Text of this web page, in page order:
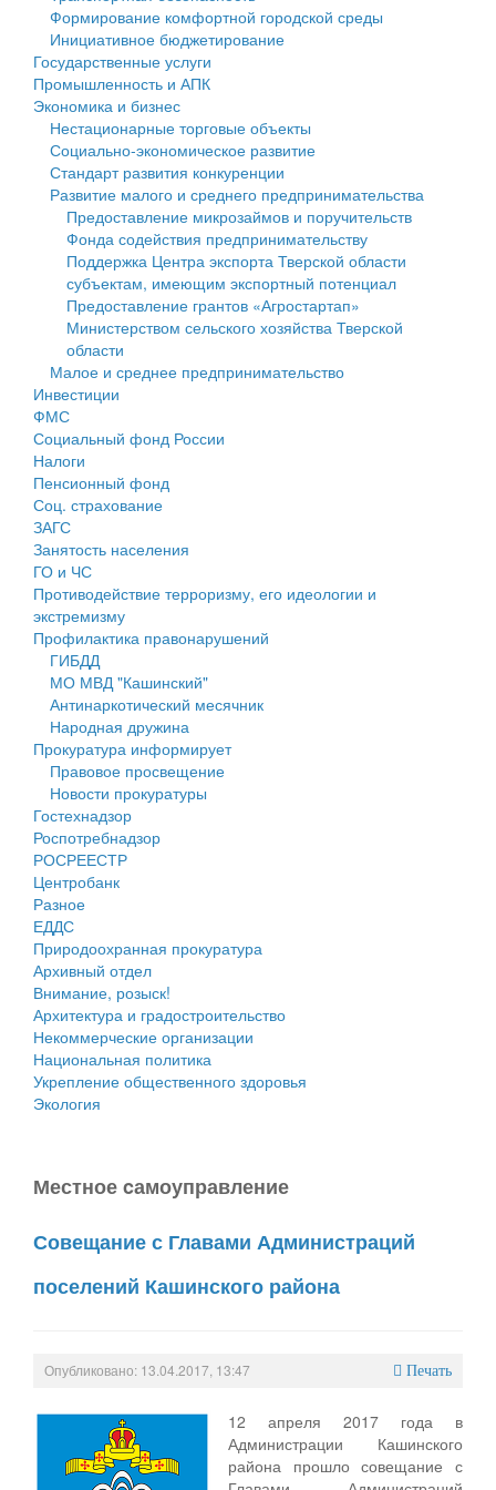
Государственные услуги
Промышленность и АПК
Экономика и бизнес
Символика
Устав
Гостям округа
Туризм
Культура
Образование
Здравоохранение
Социальная защита
Фотоальбом
муниципального округа Тверской области
Администрация Кашинского муниципального округа
Тверской области
Управление сельскими территориями
Открытые данные
Работа с обращениями граждан
Муниципальный контроль
Муниципальные услуги
Проекты административных регламентов
Антимонопольный комплаенс
Противодействие коррупции
Финансовое управление
Бюджет для граждан
Имущество
Выявление правообладателей ранее учтенных
объектов недвижимости
Имущественная поддержка субъектов малого и
среднего предпринимательства
Информационная поддержка субъектов малого и
среднего предпринимательства
Муниципальные программы
Контрольно-счетная палата
Персональные данные
Оценка регулирующего воздействия
Деятельность МУ
Нормативы градостроительного проектирования
Правила землепользования и застройки
Генеральные планы
Проекты планировки территории
Собрание депутатов
Городское поселение
Сельские поселения
Формирование комфортной городской среды
Инициативное бюджетирование
Государственные услуги
Промышленность и АПК
Экономика и бизнес
Нестационарные торговые объекты
Социально-экономическое развитие
Стандарт развития конкуренции
Развитие малого и среднего предпринимательства
Предоставление микрозаймов и поручительств
Фонда содействия предпринимательству
Поддержка Центра экспорта Тверской области
субъектам, имеющим экспортный потенциал
Предоставление грантов «Агростартап»
Министерством сельского хозяйства Тверской
области
Малое и среднее предпринимательство
Инвестиции
ФМС
Социальный фонд России
Налоги
Пенсионный фонд
Соц. страхование
ЗАГС
Занятость населения
ГО и ЧС
Противодействие терроризму, его идеологии и
экстремизму
Профилактика правонарушений
ГИБДД
МО МВД "Кашинский"
Антинаркотический месячник
Народная дружина
Прокуратура информирует
Правовое просвещение
Новости прокуратуры
Гостехнадзор
Роспотребнадзор
РОСРЕЕСТР
Центробанк
Разное
ЕДДС
Природоохранная прокуратура
Архивный отдел
Внимание, розыск!
Архитектура и градостроительство
Некоммерческие организации
Национальная политика
Укрепление общественного здоровья
Экология
Местное cамоуправление
Совещание с Главами Администраций
поселений Кашинского района
Опубликовано: 13.04.2017, 13:47 Печать
12 апреля 2017 года в
Администрации Кашинского
района прошло совещание с